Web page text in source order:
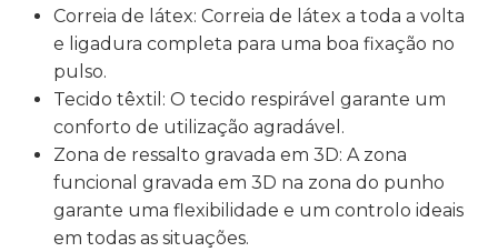
Correia de látex: Correia de látex a toda a volta
e ligadura completa para uma boa fixação no
pulso.
Tecido têxtil: O tecido respirável garante um
conforto de utilização agradável.
Zona de ressalto gravada em 3D: A zona
funcional gravada em 3D na zona do punho
garante uma flexibilidade e um controlo ideais
em todas as situações.